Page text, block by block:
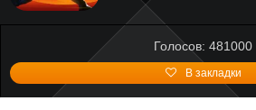
Голосов: 481000
В закладки